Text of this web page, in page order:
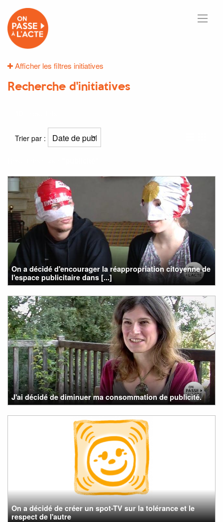
Afficher les filtres initiatives
Recherche d'initiatives
Trier par :
On a décidé d'encourager la réappropriation citoyenne de
l'espace publicitaire dans [...]
J'ai décidé de diminuer ma consommation de publicité.
On a décidé de créer un spot-TV sur la tolérance et le
respect de l'autre